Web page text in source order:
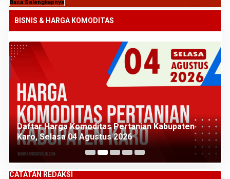
Baca Selengkapnya
BISNIS & HARGA KOMODITAS
Daftar Harga Komoditas Pertanian Kabupaten
Karo, Selasa 04 Agustus 2026
CATATAN REDAKSI